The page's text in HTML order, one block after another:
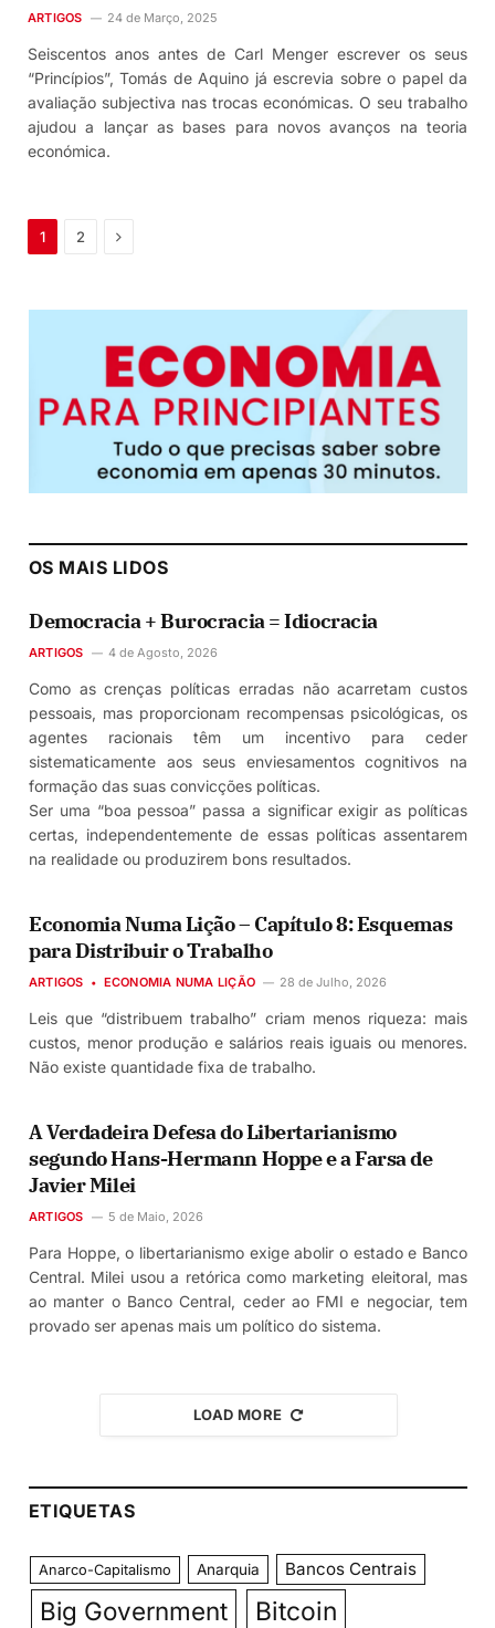
ARTIGOS 24 de Março, 2025
Seiscentos anos antes de Carl Menger escrever os seus
“Princípios”, Tomás de Aquino já escrevia sobre o papel da
avaliação subjectiva nas trocas económicas. O seu trabalho
ajudou a lançar as bases para novos avanços na teoria
económica.
1 2 Próximo
OS MAIS LIDOS
Democracia + Burocracia = Idiocracia
ARTIGOS 4 de Agosto, 2026
Como as crenças políticas erradas não acarretam custos
pessoais, mas proporcionam recompensas psicológicas, os
agentes racionais têm um incentivo para ceder
sistematicamente aos seus enviesamentos cognitivos na
formação das suas convicções políticas.
Ser uma “boa pessoa” passa a significar exigir as políticas
certas, independentemente de essas políticas assentarem
na realidade ou produzirem bons resultados.
Economia Numa Lição – Capítulo 8: Esquemas
para Distribuir o Trabalho
ARTIGOS ECONOMIA NUMA LIÇÃO 28 de Julho, 2026
Leis que “distribuem trabalho” criam menos riqueza: mais
custos, menor produção e salários reais iguais ou menores.
Não existe quantidade fixa de trabalho.
A Verdadeira Defesa do Libertarianismo
segundo Hans-Hermann Hoppe e a Farsa de
Javier Milei
ARTIGOS 5 de Maio, 2026
Para Hoppe, o libertarianismo exige abolir o estado e Banco
Central. Milei usou a retórica como marketing eleitoral, mas
ao manter o Banco Central, ceder ao FMI e negociar, tem
provado ser apenas mais um político do sistema.
LOAD MORE
ETIQUETAS
Anarco-Capitalismo Anarquia Bancos Centrais
Big Government Bitcoin